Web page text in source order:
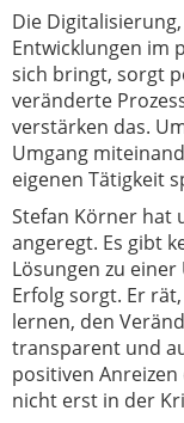
Die
Entwicklungen im
sich bringt, sorgt
veränderte
verstärken das.
Umgang
eigenen Tätigkeit
Stefan Körner hat
angeregt. Es gibt
Lösungen zu
Erfolg sorgt. Er
lernen, den
transparent und
positiven
nicht erst in der